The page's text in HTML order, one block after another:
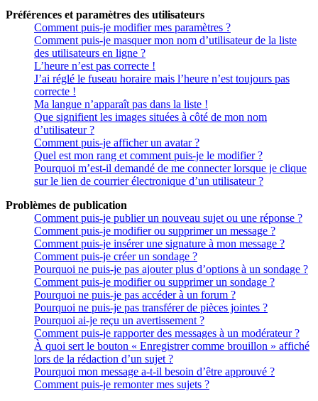
Préférences et paramètres des utilisateurs
Comment puis-je modifier mes paramètres ?
Comment puis-je masquer mon nom d’utilisateur de la liste
des utilisateurs en ligne ?
L’heure n’est pas correcte !
J’ai réglé le fuseau horaire mais l’heure n’est toujours pas
correcte !
Ma langue n’apparaît pas dans la liste !
Que signifient les images situées à côté de mon nom
d’utilisateur ?
Comment puis-je afficher un avatar ?
Quel est mon rang et comment puis-je le modifier ?
Pourquoi m’est-il demandé de me connecter lorsque je clique
sur le lien de courrier électronique d’un utilisateur ?
Problèmes de publication
Comment puis-je publier un nouveau sujet ou une réponse ?
Comment puis-je modifier ou supprimer un message ?
Comment puis-je insérer une signature à mon message ?
Comment puis-je créer un sondage ?
Pourquoi ne puis-je pas ajouter plus d’options à un sondage ?
Comment puis-je modifier ou supprimer un sondage ?
Pourquoi ne puis-je pas accéder à un forum ?
Pourquoi ne puis-je pas transférer de pièces jointes ?
Pourquoi ai-je reçu un avertissement ?
Comment puis-je rapporter des messages à un modérateur ?
À quoi sert le bouton « Enregistrer comme brouillon » affiché
lors de la rédaction d’un sujet ?
Pourquoi mon message a-t-il besoin d’être approuvé ?
Comment puis-je remonter mes sujets ?